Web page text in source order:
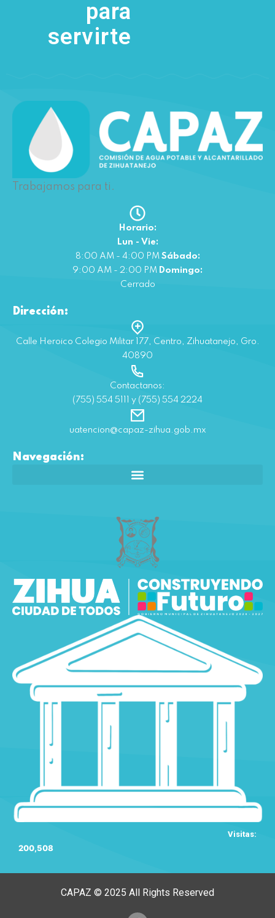
para
servirte
Trabajamos para ti.
Horario:
Lun - Vie:
8:00 AM - 4:00 PM Sábado:
9:00 AM - 2:00 PM Domingo:
Cerrado
Dirección:
Calle Heroico Colegio Militar 177, Centro, Zihuatanejo, Gro.
40890
Contactanos:
(755) 554 5111 y (755) 554 2224
uatencion@capaz-zihua.gob.mx
Navegación:
Visitas:
200,508
CAPAZ © 2025 All Rights Reserved